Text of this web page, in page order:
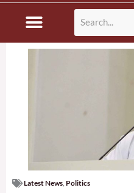
Latest News Politics